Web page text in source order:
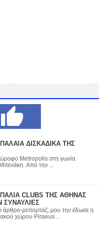
ΔΙΣΚΑΔΙΚΑ ΤΗΣ
Metropolis στη γωνία
Πανεπιστημίου και Εμμ. Μπενάκη. Από την ...
CLUBS ΤΗΣ ΑΘΗΝΑΣ
άρθρο-ρεπορτάζ, μου την έδωσε η
χώρου Piraeus ...